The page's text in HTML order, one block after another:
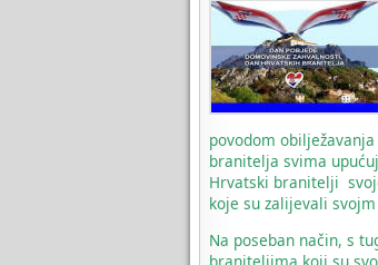
povodom
branitelja svima
Hrvatski branitelji
koje su zalijevali
Na poseban način, s